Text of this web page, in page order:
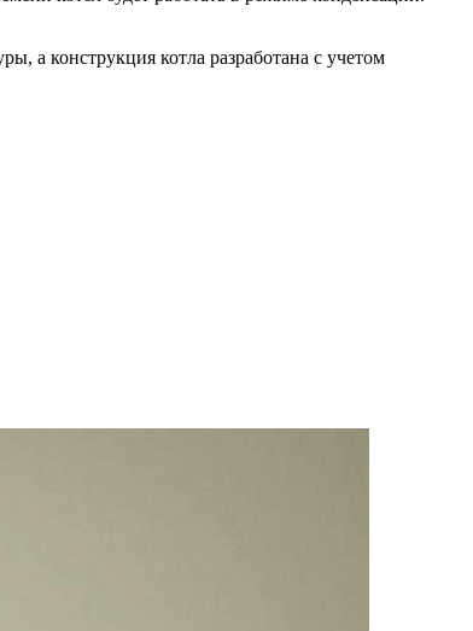
а конструкция котла разработана с учетом